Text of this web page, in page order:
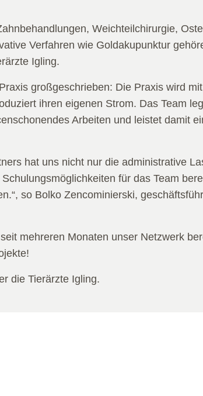
Weichteilchirurgie,
Verfahren wie Goldakupunktur
Igling.
großgeschrieben: Die Praxis wird
ihren eigenen Strom. Das Team
Arbeiten und leistet damit
hat uns nicht nur die administrative
für das Team
so Bolko Zencominierski,
mehreren Monaten unser Netzwerk
die Tierärzte Igling.